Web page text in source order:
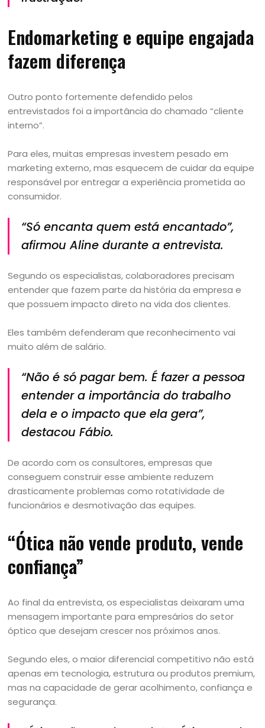
Endomarketing e equipe engajada
fazem diferença
Outro ponto fortemente defendido pelos
entrevistados foi a importância do chamado “cliente
interno”.
Para eles, muitas empresas investem pesado em
marketing externo, mas esquecem de cuidar da equipe
responsável por entregar a experiência prometida ao
consumidor.
“Só encanta quem está encantado”,
afirmou Aline durante a entrevista.
Segundo os especialistas, colaboradores precisam
entender que fazem parte da história da empresa e
que possuem impacto direto na vida dos clientes.
Eles também defenderam que reconhecimento vai
muito além de salário.
“Não é só pagar bem. É fazer a pessoa
entender a importância do trabalho
dela e o impacto que ela gera”,
destacou Fábio.
De acordo com os consultores, empresas que
conseguem construir esse ambiente reduzem
drasticamente problemas como rotatividade de
funcionários e desmotivação das equipes.
“Ótica não vende produto, vende
confiança”
Ao final da entrevista, os especialistas deixaram uma
mensagem importante para empresários do setor
óptico que desejam crescer nos próximos anos.
Segundo eles, o maior diferencial competitivo não está
apenas em tecnologia, estrutura ou produtos premium,
mas na capacidade de gerar acolhimento, confiança e
segurança.